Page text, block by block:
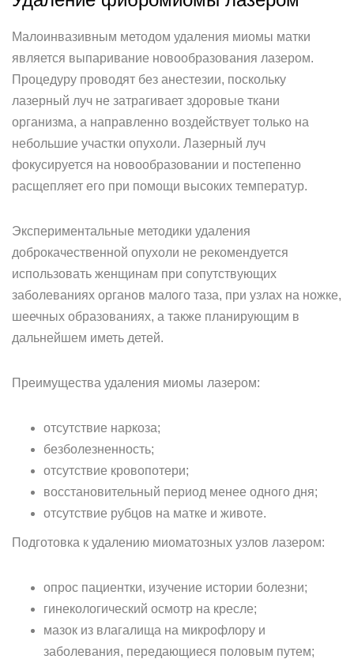
Малоинвазивным методом удаления миомы матки
является выпаривание новообразования лазером.
Процедуру проводят без анестезии, поскольку
лазерный луч не затрагивает здоровые ткани
организма, а направленно воздействует только на
небольшие участки опухоли. Лазерный луч
фокусируется на новообразовании и постепенно
расщепляет его при помощи высоких температур.
Экспериментальные методики удаления
доброкачественной опухоли не рекомендуется
использовать женщинам при сопутствующих
заболеваниях органов малого таза, при узлах на ножке,
шеечных образованиях, а также планирующим в
дальнейшем иметь детей.
Преимущества удаления миомы лазером:
отсутствие наркоза;
безболезненность;
отсутствие кровопотери;
восстановительный период менее одного дня;
отсутствие рубцов на матке и животе.
Подготовка к удалению миоматозных узлов лазером:
опрос пациентки, изучение истории болезни;
гинекологический осмотр на кресле;
мазок из влагалища на микрофлору и
заболевания, передающиеся половым путем;